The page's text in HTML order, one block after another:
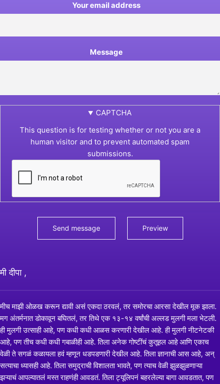
Your email address
Message
CAPTCHA
This question is for testing whether or not you are a
human visitor and to prevent automated spam
submissions.
मी दीपा ,
मीच माझी ओळख करून द्यावी असं एकदा ठरवलं, तर समोरचा आरसा देखील मूक झाला.
मग अंतर्मनात डोकावून बघितलं, तर तिथे एक १३-१४ वर्षांची अल्लड मुलगी मला भेटली.
ही मुलगी उत्साही आहे, पण कधी कधी आळस करणारी देखील आहे. ही मुलगी नीटनेटकी
आहे, पण तीच कधी कधी गबाळीही आहे. तिला अनेक गोष्टींचं कुतूहल आहे आणि एकाच
वेळी ते सगळं कळायला हवं म्हणून धडपडणारी देखील आहे. तिला ज्ञानाची आस आहे, अन्
सत्याचा ध्यासही आहे. तिला समुद्राची विशालता भावते, पण त्याच वेळी झुळझुळणाऱ्या
झऱ्याचं आपल्यातलं मस्त राहणंही आवडतं. तिला ट्यूलिपनं बहरलेल्या बागा आवडतात, पण